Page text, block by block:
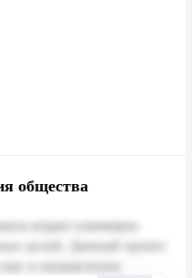
общества